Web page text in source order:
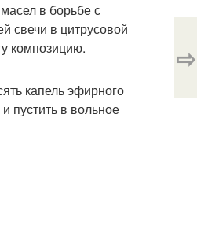
в борьбе с
свечи в цитрусовой
композицию.
капель эфирного
пустить в вольное
⇨